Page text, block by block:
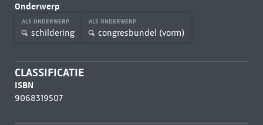
Onderwerp
ALS ONDERWERP
schildering
ALS ONDERWERP
congresbundel (vorm)
CLASSIFICATIE
ISBN
9068319507